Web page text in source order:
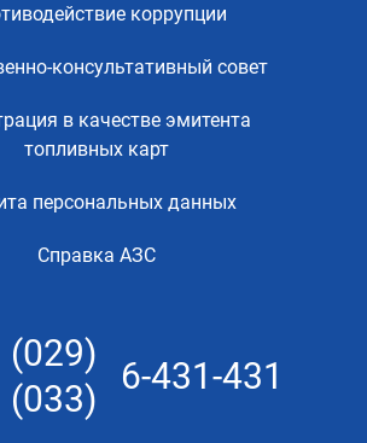
коррупции
консультативный совет
в качестве эмитента
топливных карт
персональных данных
Справка АЗС
(029)
(033)
6-431-431